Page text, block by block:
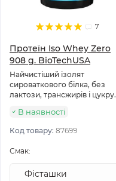
7
Протеїн Iso Whey Zero
908 g. BioTechUSA
Найчистіший ізолят
сироваткового білка, без
лактози, трансжирів і цукру.
В наявності
Код товару: 87699
Смак: